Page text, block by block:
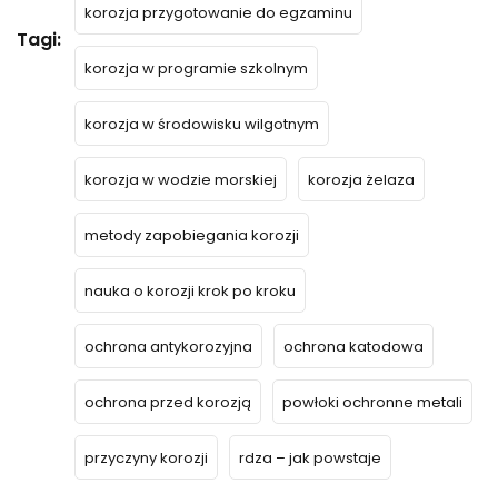
Tagi:
korozja przygotowanie do egzaminu
korozja w programie szkolnym
korozja w środowisku wilgotnym
korozja w wodzie morskiej korozja żelaza
metody zapobiegania korozji
nauka o korozji krok po kroku
ochrona antykorozyjna ochrona katodowa
ochrona przed korozją powłoki ochronne metali
przyczyny korozji rdza – jak powstaje